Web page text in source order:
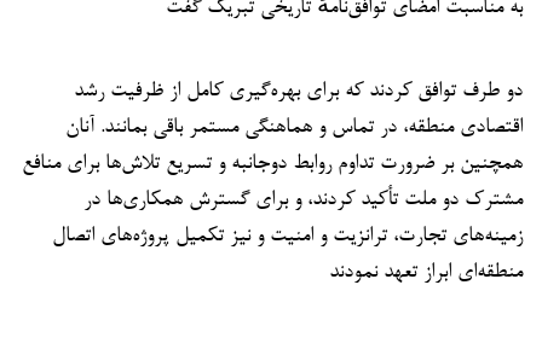
به مناسبت امضای توافق‌نامهٔ تاریخی تبریک گفت
دو طرف توافق کردند که برای بهره‌گیری کامل از ظرفیت رشد
اقتصادی منطقه، در تماس و هماهنگی مستمر باقی بمانند. آنان
همچنین بر ضرورت تداوم روابط دوجانبه و تسریع تلاش‌ها برای منافع
مشترک دو ملت تأکید کردند، و برای گسترش همکاری‌ها در
زمینه‌های تجارت، ترانزیت و امنیت و نیز تکمیل پروژه‌های اتصال
منطقه‌ای ابراز تعهد نمودند